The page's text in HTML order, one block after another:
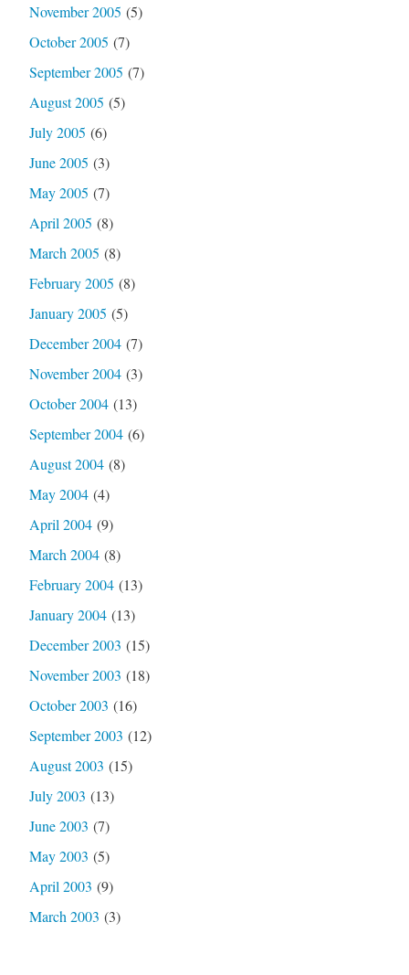
November 2005 (5)
October 2005 (7)
September 2005 (7)
August 2005 (5)
July 2005 (6)
June 2005 (3)
May 2005 (7)
April 2005 (8)
March 2005 (8)
February 2005 (8)
January 2005 (5)
December 2004(7)
November 2004(3)
October 2004(13)
September 2004(6)
August 2004(8)
May 2004(4)
April 2004(9)
March 2004(8)
February 2004(13)
January 2004(13)
December 2003 (15)
November 2003 (18)
October 2003 (16)
September 2003 (12)
August 2003 (15)
July 2003 (13)
June 2003 (7)
May 2003 (5)
April 2003 (9)
March 2003 (3)